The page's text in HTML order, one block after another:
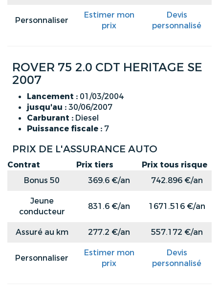
Personnaliser
Estimer mon
prix
Devis
personnalisé
ROVER 75 2.0 CDT HERITAGE SE
2007
Lancement : 01/03/2004
jusqu'au :30/06/2007
Carburant : Diesel
Puissance fiscale : 7
PRIX DE L'ASSURANCE AUTO
Contrat Prix tiers
Prix tous risque
Bonus 50
369.6 €/an
742.896 €/an
Jeune
conducteur
831.6 €/an 1671.516 €/an
Assuré au km 277.2 €/an 557.172 €/an
Personnaliser
Estimer mon
prix
Devis
personnalisé